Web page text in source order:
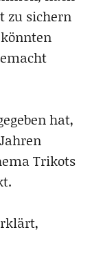
zu sichern
hat,
Trikots